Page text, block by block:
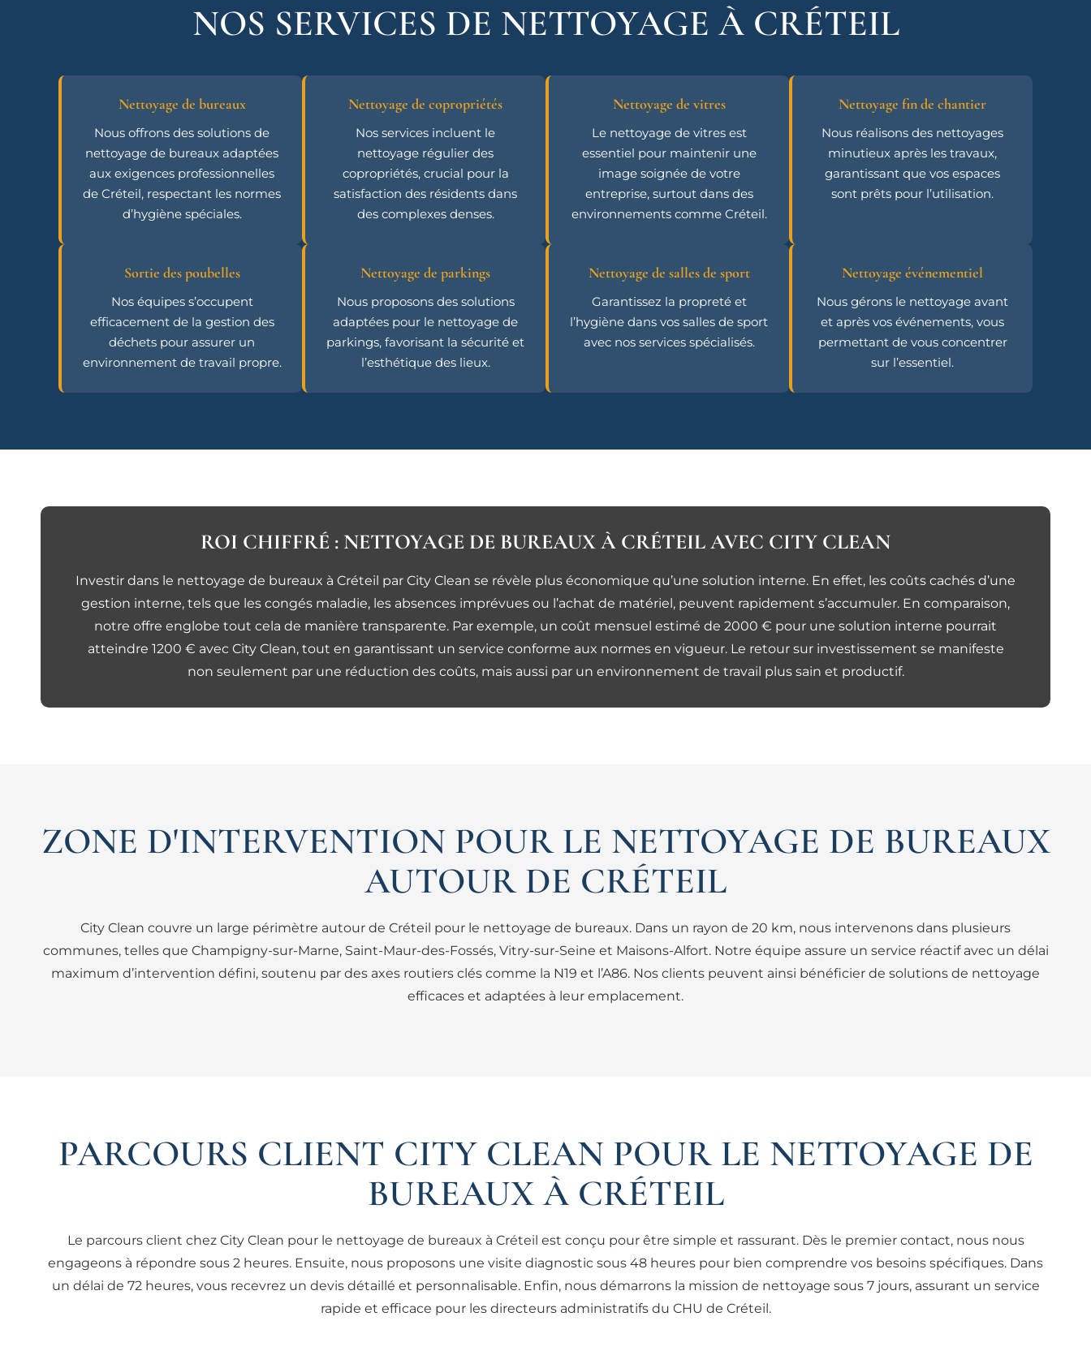
NOS SERVICES DE NETTOYAGE À CRÉTEIL
Nettoyage de bureaux
Nous offrons des solutions de
nettoyage de bureaux adaptées
aux exigences professionnelles
de Créteil, respectant les normes
d’hygiène spéciales.
Nettoyage de copropriétés
Nos services incluent le
nettoyage régulier des
copropriétés, crucial pour la
satisfaction des résidents dans
des complexes denses.
Nettoyage de vitres
Le nettoyage de vitres est
essentiel pour maintenir une
image soignée de votre
entreprise, surtout dans des
environnements comme Créteil.
Nettoyage fin de chantier
Nous réalisons des nettoyages
minutieux après les travaux,
garantissant que vos espaces
sont prêts pour l’utilisation.
Sortie des poubelles
Nos équipes s’occupent
efficacement de la gestion des
déchets pour assurer un
environnement de travail propre.
Nettoyage de parkings
Nous proposons des solutions
adaptées pour le nettoyage de
parkings, favorisant la sécurité et
l’esthétique des lieux.
Nettoyage de salles de sport
Garantissez la propreté et
l’hygiène dans vos salles de sport
avec nos services spécialisés.
Nettoyage événementiel
Nous gérons le nettoyage avant
et après vos événements, vous
permettant de vous concentrer
sur l’essentiel.
ROI CHIFFRÉ : NETTOYAGE DE BUREAUX À CRÉTEIL AVEC CITY CLEAN
Investir dans le nettoyage de bureaux à Créteil par City Clean se révèle plus économique qu’une solution interne. En effet, les coûts cachés d’une
gestion interne, tels que les congés maladie, les absences imprévues ou l’achat de matériel, peuvent rapidement s’accumuler. En comparaison,
notre offre englobe tout cela de manière transparente. Par exemple, un coût mensuel estimé de 2000 € pour une solution interne pourrait
atteindre 1200 € avec City Clean, tout en garantissant un service conforme aux normes en vigueur. Le retour sur investissement se manifeste
non seulement par une réduction des coûts, mais aussi par un environnement de travail plus sain et productif.
ZONE D'INTERVENTION POUR LE NETTOYAGE DE BUREAUX
AUTOUR DE CRÉTEIL
City Clean couvre un large périmètre autour de Créteil pour le nettoyage de bureaux. Dans un rayon de 20 km, nous intervenons dans plusieurs
communes, telles que Champigny-sur-Marne, Saint-Maur-des-Fossés, Vitry-sur-Seine et Maisons-Alfort. Notre équipe assure un service réactif avec un délai
maximum d’intervention défini, soutenu par des axes routiers clés comme la N19 et l’A86. Nos clients peuvent ainsi bénéficier de solutions de nettoyage
efficaces et adaptées à leur emplacement.
PARCOURS CLIENT CITY CLEAN POUR LE NETTOYAGE DE
BUREAUX À CRÉTEIL
Le parcours client chez City Clean pour le nettoyage de bureaux à Créteil est conçu pour être simple et rassurant. Dès le premier contact, nous nous
engageons à répondre sous 2 heures. Ensuite, nous proposons une visite diagnostic sous 48 heures pour bien comprendre vos besoins spécifiques. Dans
un délai de 72 heures, vous recevrez un devis détaillé et personnalisable. Enfin, nous démarrons la mission de nettoyage sous 7 jours, assurant un service
rapide et efficace pour les directeurs administratifs du CHU de Créteil.